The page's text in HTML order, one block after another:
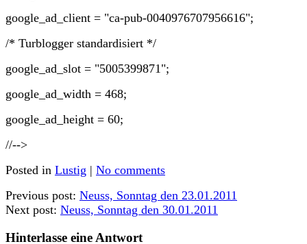
google_ad_client = "ca-pub-0040976707956616";
/* Turblogger standardisiert */
google_ad_slot = "5005399871";
google_ad_width = 468;
google_ad_height = 60;
//-->
Posted in Lustig | No comments
Previous post: Neuss, Sonntag den 23.01.2011
Next post: Neuss, Sonntag den 30.01.2011
Hinterlasse eine Antwort